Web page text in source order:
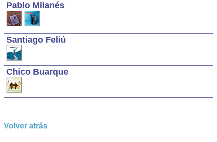
Pablo Milanés
Santiago Feliú
Chico Buarque
Volver atrás